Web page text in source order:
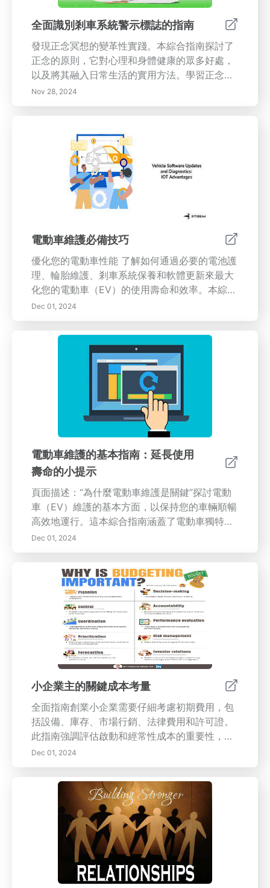
全面識別剎車系統警示標誌的指南
發現正念冥想的變革性實踐。本綜合指南探討了
正念的原則，它對心理和身體健康的眾多好處，
以及將其融入日常生活的實用方法。學習正念如
何促進情緒調節、增強專注力並減輕壓力。無論
您是初學者還是想深化實踐，您都能找到有關如
今天就接受正念冥想，體驗更充實、更平衡的生
Nov 28, 2024
電動車維護必備技巧
優化您的電動車性能 了解如何通過必要的電池護
理、輪胎維護、剎車系統保養和軟體更新來最大
化您的電動車（EV）的使用壽命和效率。本綜合
指南探討了電池化學的複雜性、最佳充電實踐以
及定期維護檢查的重要性。了解如何保持輪胎的
安全性和性能，理解剎車系統組件，識別問題跡
象，並建立DIY維護例程。保持對軟體更新和診
斷工具的了解，以保持您的電動車順利運行。定
期監測您的電池健康並利用專業服務可以防止昂
貴的維修並確保可靠的駕駛體驗。提升您的知
識，保持您的電動車處於最佳狀態！
Dec 01, 2024
電動車維護的基本指南：延長使用
壽命的小提示
頁面描述：“為什麼電動車維護是關鍵”探討電動
車（EV）維護的基本方面，以保持您的車輛順暢
高效地運行。這本綜合指南涵蓋了電動車獨特的
維護需求，包括電池護理、輪胎維護、軟體更新
以及例行檢查。瞭解如何延長您車輛的電池壽
更新。無論您是新手電動車主還是希望改善您的
維護例行，這篇文章提供實用的建議和見解，以
延長您的電動車使用壽命並提升駕駛體驗。
Dec 01, 2024
小企業主的關鍵成本考量
全面指南創業小企業需要仔細考慮初期費用，包
括設備、庫存、市場行銷、法律費用和許可證。
此指南強調評估啟動和經常性成本的重要性，以
制定準確的預算，最終保障財務健康。關鍵主
題：- 理解啟動成本：細分必要的啟動費用，並
透過詳細規劃避免意外的財務壓力。- 應變計
劃：擁有財務緩衝的必要性，以有效應對不可預
見的費用。- 固定與變動成本：了解如何管理獨
特成本及其對預算和定價策略的影響。- 現金流
管理：維持流動性和避免現金流短缺的策略。-
預算的重要性：適當的預算如何促進戰略成本管
理和長期商業健康。本文作為小企業主有效管理
成本的重要資源，確保他們的企業在不斷變化的
Dec 01, 2024